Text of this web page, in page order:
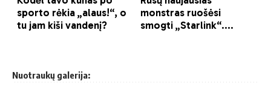
Nuotraukų galerija: